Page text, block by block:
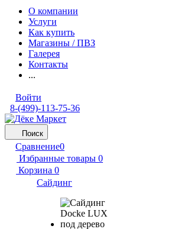
О компании
Услуги
Как купить
Магазины / ПВЗ
Галерея
Контакты
...
Войти
8-(499)-113-75-36
Поиск
Сравнение0
Избранные товары 0
Корзина 0
Сайдинг